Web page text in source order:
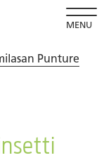
MENU
Punture